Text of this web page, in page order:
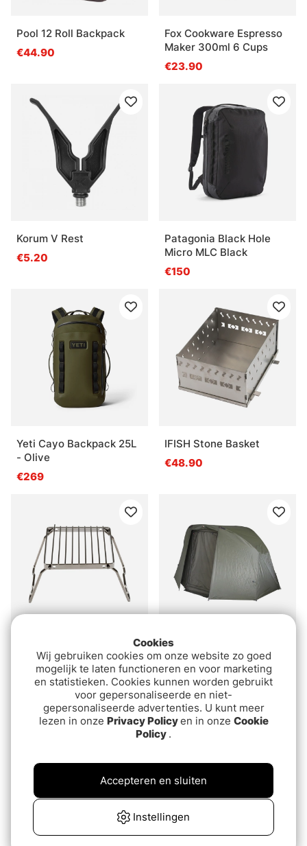
Pool 12 Roll Backpack
€44.90
Fox Cookware Espresso
Maker 300ml 6 Cups
€23.90
Korum V Rest
€5.20
Patagonia Black Hole
Micro MLC Black
€150
Yeti Cayo Backpack 25L
- Olive
€269
IFISH Stone Basket
€48.90
IFISH Grates on legs -
Small
€17.90
JRC Defender II Bivvy 2-
Man Wrap
€109
Cookies
Wij gebruiken cookies om onze website zo goed
mogelijk te laten functioneren en voor marketing
en statistieken. Cookies kunnen worden gebruikt
voor gepersonaliseerde en niet-
gepersonaliseerde advertenties. U kunt meer
lezen in onze Privacy Policyen in onze Cookie
Policy .
Instellingen
Accepteren en sluiten